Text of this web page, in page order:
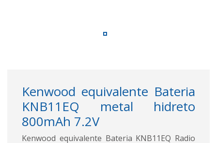
Kenwood equivalente Bateria
KNB11EQ metal hidreto
800mAh 7.2V
Kenwood equivalente Bateria KNB11EQ Radio